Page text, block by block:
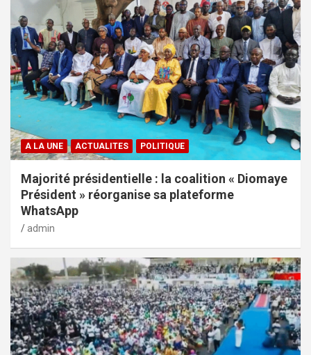
A LA UNE ACTUALITES POLITIQUE
Majorité présidentielle : la coalition « Diomaye
Président » réorganise sa plateforme
WhatsApp
admin